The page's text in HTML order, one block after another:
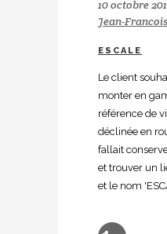
10 octobre
Jean-
ESCALE
Le client
monter en
référence de
déclinée en
fallait
et trouver un
et le nom